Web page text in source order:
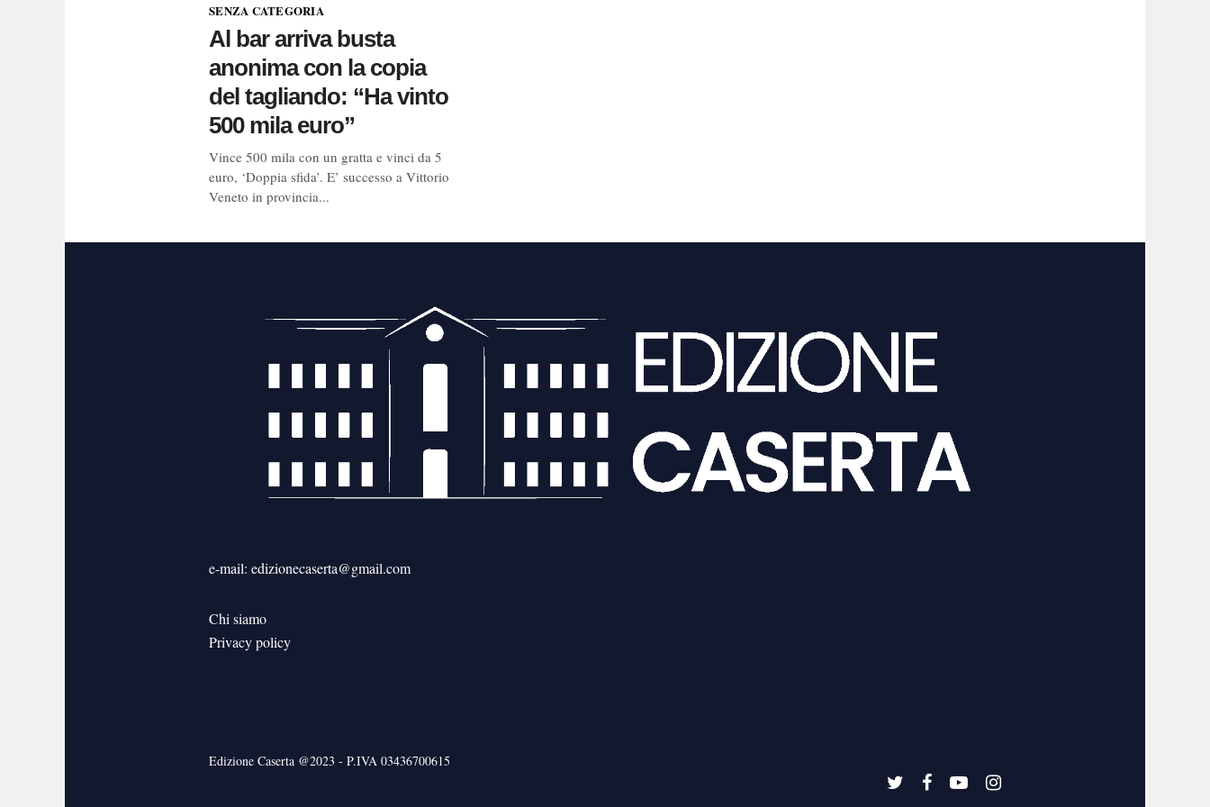
SENZA CATEGORIA
Al bar arriva busta
anonima con la copia
del tagliando: “Ha vinto
500 mila euro”
Vince 500 mila con un gratta e vinci da 5
euro, ‘Doppia sfida’. E’ successo a Vittorio
Veneto in provincia...
e-mail: edizionecaserta@gmail.com
Chi siamo
Privacy policy
Edizione Caserta @2023 - P.IVA 03436700615
twitter
facebookyoutubeinstagram